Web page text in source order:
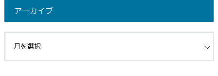
アーカイブ